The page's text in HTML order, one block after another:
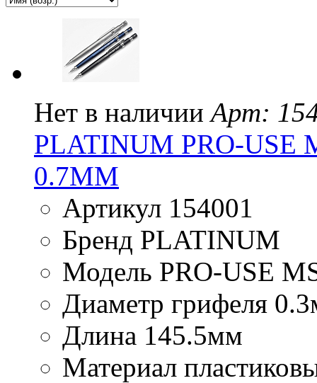
Нет в наличии Арт:
PLATINUM PRO-USE
0.7ММ
Артикул 154001
Бренд PLATINUM
Модель PRO-USE
Диаметр грифеля
Длина 145.5мм
Материал